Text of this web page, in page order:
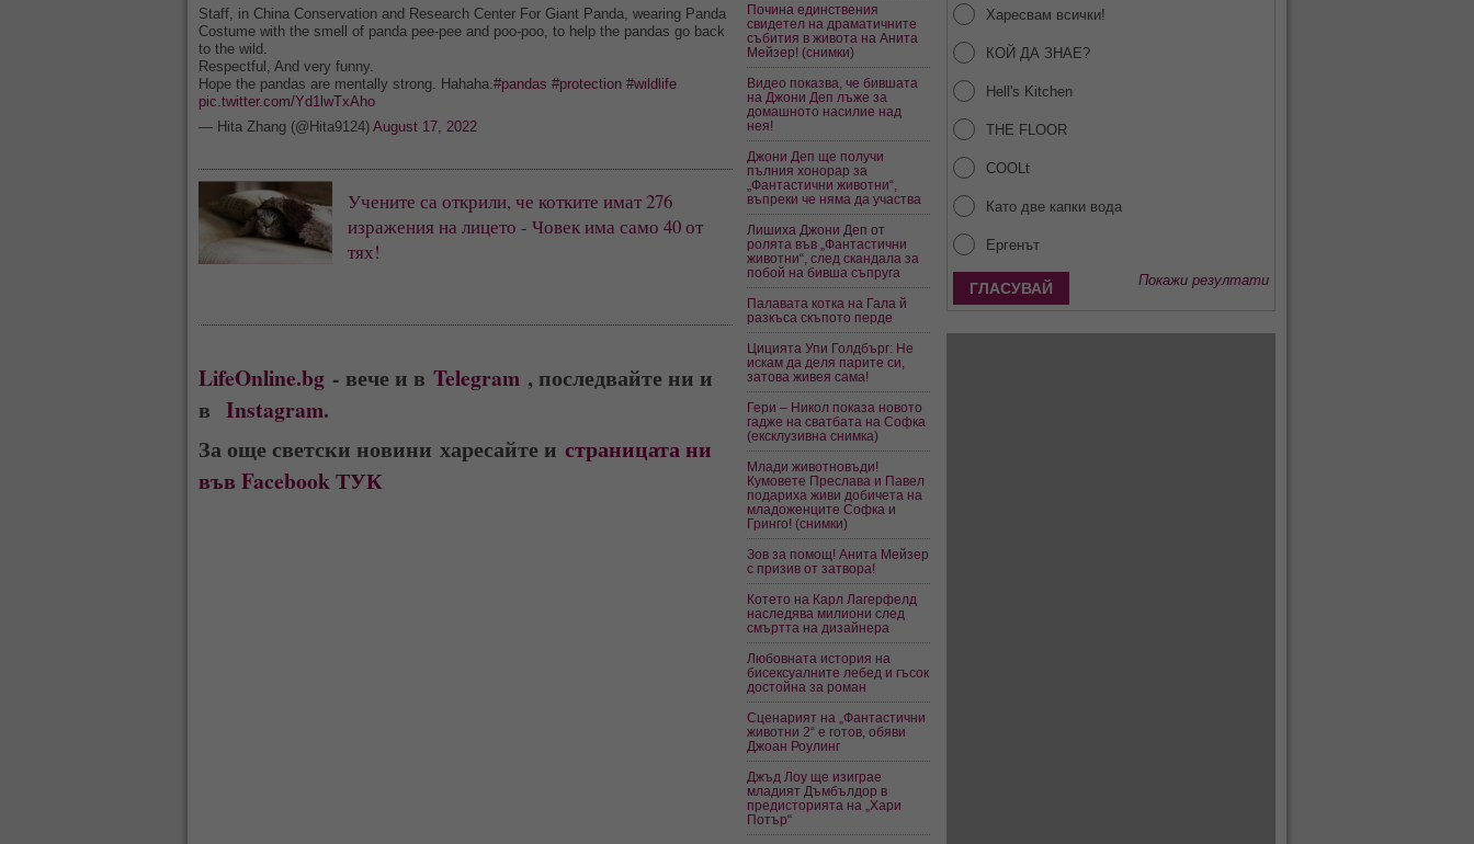
Staff, in China Conservation and Research Center For Giant Panda, wearing Panda
Costume with the smell of panda pee-pee and poo-poo, to help the pandas go back
to the wild.
Respectful, And very funny.
Hope the pandas are mentally strong. Hahaha.#pandas #protection #wildlife
pic.twitter.com/Yd1lwTxAho
— Hita Zhang (@Hita9124) August 17, 2022
Учените са открили, че котките имат 276
изражения на лицето - Човек има само 40 от
тях!
LifeOnline.bg - вече и в Telegram , последвайте ни и
в Instagram.
За още светски новини харесайте и страницата ни
във Facebook ТУК
Почина единствения
свидетел на драматичните
събития в живота на Анита
Мейзер! (снимки)
Видео показва, че бившата
на Джони Деп лъже за
домашното насилие над
нея!
Джони Деп ще получи
пълния хонорар за
„Фантастични животни“,
въпреки че няма да участва
Лишиха Джони Деп от
ролята във „Фантастични
животни“, след скандала за
побой на бивша съпруга
Палавата котка на Гала й
разкъса скъпото перде
Цицията Упи Голдбърг: Не
искам да деля парите си,
затова живея сама!
Гери – Никол показа новото
гадже на сватбата на Софка
(ексклузивна снимка)
Млади животновъди!
Кумовете Преслава и Павел
подариха живи добичета на
младоженците Софка и
Гринго! (снимки)
Зов за помощ! Анита Мейзер
с призив от затвора!
Котето на Карл Лагерфелд
наследява милиони след
смъртта на дизайнера
Любовната история на
бисексуалните лебед и гъсок
достойна за роман
Сценарият на „Фантастични
животни 2“ е готов, обяви
Джоан Роулинг
Джъд Лоу ще изиграе
младият Дъмбълдор в
предисторията на „Хари
Потър“
Харесвам всички!
КОЙ ДА ЗНАЕ?
Hell's Kitchen
THE FLOOR
COOLt
Като две капки вода
Ергенът
Покажи резултати